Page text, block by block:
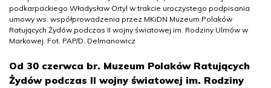
podkarpackiego Władysław Ortyl w trakcie uroczystego podpisania
umowy ws. współprowadzenia przez MKiDN Muzeum Polaków
Ratujących Żydów podczas II wojny światowej im. Rodziny Ulmów w
Markowej. Fot. PAP/D. Delmanowicz
Od 30 czerwca br. Muzeum Polaków Ratujących
Żydów podczas II wojny światowej im. Rodziny